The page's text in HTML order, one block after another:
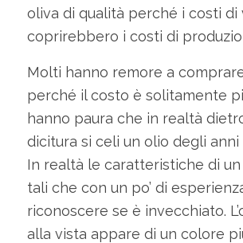
oliva di qualità perché i costi di
coprirebbero i costi di
Molti hanno remore a
perché il costo è solitamente
hanno paura che in realtà
dicitura si celi un olio degli
In realtà le caratteristiche di
tali che con un po’ di
riconoscere se è invecchiato.
alla vista appare di un colore